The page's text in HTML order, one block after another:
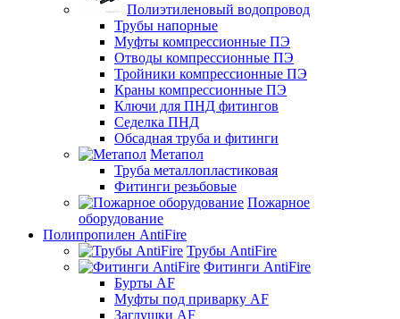
Полиэтиленовый водопровод
Трубы напорные
Муфты компрессионные ПЭ
Отводы компрессионные ПЭ
Тройники компрессионные ПЭ
Краны компрессионные ПЭ
Ключи для ПНД фитингов
Седелка ПНД
Обсадная труба и фитинги
Метапол
Труба металлопластиковая
Фитинги резьбовые
Пожарное
оборудование
Полипропилен AntiFire
Трубы AntiFire
Фитинги AntiFire
Бурты AF
Муфты под приварку AF
Заглушки AF